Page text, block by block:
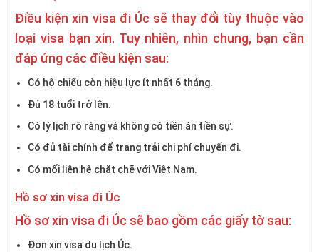
Điều kiện xin visa đi Úc sẽ thay đổi tùy thuộc vào
loại visa bạn xin. Tuy nhiên, nhìn chung, bạn cần
đáp ứng các điều kiện sau:
Có hộ chiếu còn hiệu lực ít nhất 6 tháng.
Đủ 18 tuổi trở lên.
Có lý lịch rõ ràng và không có tiền án tiền sự.
Có đủ tài chính để trang trải chi phí chuyến đi.
Có mối liên hệ chặt chẽ với Việt Nam.
Hồ sơ xin visa đi Úc
Hồ sơ xin visa đi Úc sẽ bao gồm các giấy tờ sau:
Đơn xin visa du lịch Úc.